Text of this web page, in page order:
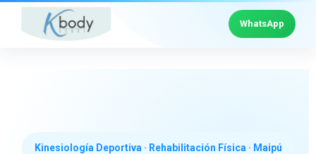
WhatsApp
Kinesiología Deportiva · Rehabilitación Física · Maipú